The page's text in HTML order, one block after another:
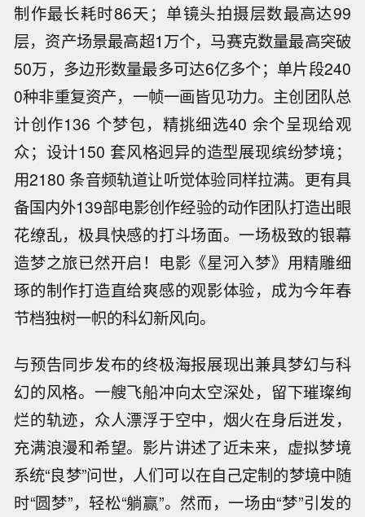
制作最长耗时86天；单镜头拍摄层数最高达99
层，资产场景最高超1万个，马赛克数量最高突破
50万，多边形数量最多可达6亿多个；单片段240
0种非重复资产，一帧一画皆见功力。主创团队总
计创作136 个梦包，精挑细选40 余个呈现给观
众；设计150 套风格迥异的造型展现缤纷梦境；
用2180 条音频轨道让听觉体验同样拉满。更有具
备国内外139部电影创作经验的动作团队打造出眼
花缭乱，极具快感的打斗场面。一场极致的银幕
造梦之旅已然开启！电影《星河入梦》用精雕细
琢的制作打造直给爽感的观影体验，成为今年春
节档独树一帜的科幻新风向。
与预告同步发布的终极海报展现出兼具梦幻与科
幻的风格。一艘飞船冲向太空深处，留下璀璨绚
烂的轨迹，众人漂浮于空中，烟火在身后迸发，
充满浪漫和希望。影片讲述了近未来，虚拟梦境
系统“良梦”问世，人们可以在自己定制的梦境中随
时“圆梦”，轻松“躺赢”。然而，一场由“梦”引发的